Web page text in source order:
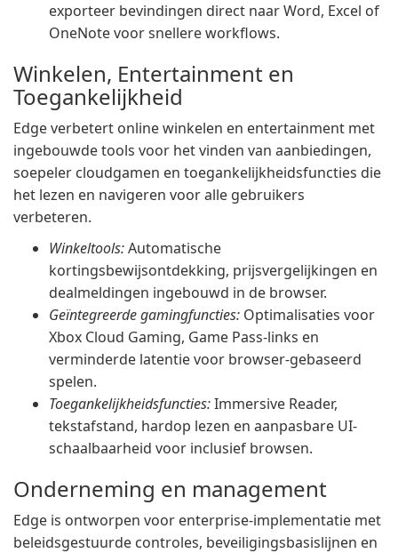
exporteer bevindingen direct naar Word, Excel of
OneNote voor snellere workflows.
Winkelen, Entertainment en
Toegankelijkheid
Edge verbetert online winkelen en entertainment met
ingebouwde tools voor het vinden van aanbiedingen,
soepeler cloudgamen en toegankelijkheidsfuncties die
het lezen en navigeren voor alle gebruikers
verbeteren.
Winkeltools:Automatische
kortingsbewijsontdekking, prijsvergelijkingen en
dealmeldingen ingebouwd in de browser.
Geïntegreerde gamingfuncties: Optimalisaties voor
Xbox Cloud Gaming, Game Pass-links en
verminderde latentie voor browser-gebaseerd
spelen.
Toegankelijkheidsfuncties:Immersive Reader,
tekstafstand, hardop lezen en aanpasbare UI-
schaalbaarheid voor inclusief browsen.
Onderneming en management
Edge is ontworpen voor enterprise-implementatie met
beleidsgestuurde controles, beveiligingsbasislijnen en